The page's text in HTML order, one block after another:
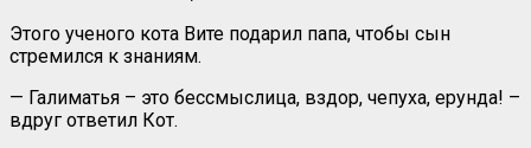
Этого ученого кота Вите подарил папа, чтобы сын
стремился к знаниям.
— Галиматья – это бессмыслица, вздор, чепуха, ерунда! –
вдруг ответил Кот.